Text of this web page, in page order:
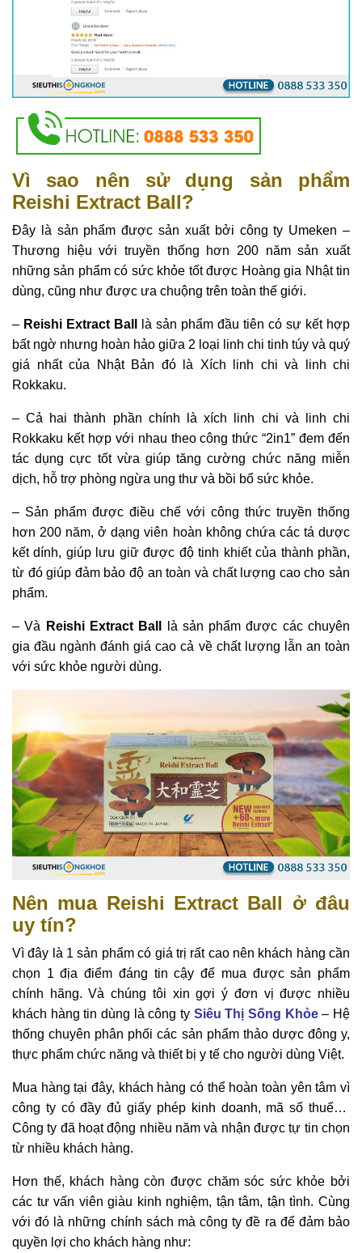
Vì sao nên sử dụng sản phẩm
Reishi Extract Ball?
Đây là sản phẩm được sản xuất bởi công ty Umeken –
Thương hiệu với truyền thống hơn 200 năm sản xuất
những sản phẩm có sức khỏe tốt được Hoàng gia Nhật tin
dùng, cũng như được ưa chuộng trên toàn thế giới.
– Reishi Extract Ball
là sản phẩm đầu tiên có sự kết hợp
bất ngờ nhưng hoàn hảo giữa 2 loại linh chi tinh túy và quý
giá nhất của Nhật Bản đó là Xích linh chi và linh chi
Rokkaku.
– Cả hai thành phần chính là xích linh chi và linh chi
Rokkaku kết hợp với nhau theo công thức “2in1” đem đến
tác dụng cực tốt vừa giúp tăng cường chức năng miễn
dịch, hỗ trợ phòng ngừa ung thư và bồi bổ sức khỏe.
– Sản phẩm được điều chế với công thức truyền thống
hơn 200 năm, ở dạng viên hoàn không chứa các tá dược
kết dính, giúp lưu giữ được độ tinh khiết của thành phần,
từ đó giúp đảm bảo độ an toàn và chất lượng cao cho sản
phẩm.
– Và Reishi Extract Ball
là sản phẩm được các chuyên
gia đầu ngành đánh giá cao cả về chất lượng lẫn an toàn
với sức khỏe người dùng.
Nên mua Reishi Extract Ball ở đâu
uy tín?
Vì đây là 1 sản phẩm có giá trị rất cao nên khách hàng cần
chọn 1 địa điểm đáng tin cậy để mua được sản phẩm
chính hãng. Và chúng tôi xin gợi ý đơn vị được nhiều
khách hàng tin dùng là công ty Siêu Thị Sống Khỏe– Hệ
thống chuyên phân phối các sản phẩm thảo dược đông y,
thực phẩm chức năng và thiết bị y tế cho người dùng Việt.
Mua hàng tại đây, khách hàng có thể hoàn toàn yên tâm vì
công ty có đầy đủ giấy phép kinh doanh, mã số thuế…
Công ty đã hoạt động nhiều năm và nhận được tự tin chọn
từ nhiều khách hàng.
Hơn thế, khách hàng còn được chăm sóc sức khỏe bởi
các tư vấn viên giàu kinh nghiệm, tận tâm, tận tình. Cùng
với đó là những chính sách mà công ty đề ra để đảm bảo
quyền lợi cho khách hàng như: